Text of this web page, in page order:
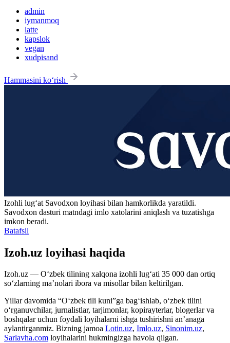
admin
iymanmoq
latte
kapslok
vegan
xudpisand
Hammasini ko‘rish
Izohli lugʻat Savodxon loyihasi bilan hamkorlikda yaratildi.
Savodxon dasturi matndagi imlo xatolarini aniqlash va tuzatishga
imkon beradi.
Batafsil
Izoh.uz loyihasi haqida
Izoh.uz — O‘zbek tilining xalqona izohli lug‘ati 35 000 dan ortiq
so‘zlarning ma’nolari ibora va misollar bilan keltirilgan.
Yillar davomida “O‘zbek tili kuni”ga bag‘ishlab, o‘zbek tilini
o‘rganuvchilar, jurnalistlar, tarjimonlar, kopirayterlar, blogerlar va
boshqalar uchun foydali loyihalarni ishga tushirishni an’anaga
aylantirganmiz. Bizning jamoa Lotin.uz, Imlo.uz, Sinonim.uz,
Sarlavha.com loyihalarini hukmingizga havola qilgan.